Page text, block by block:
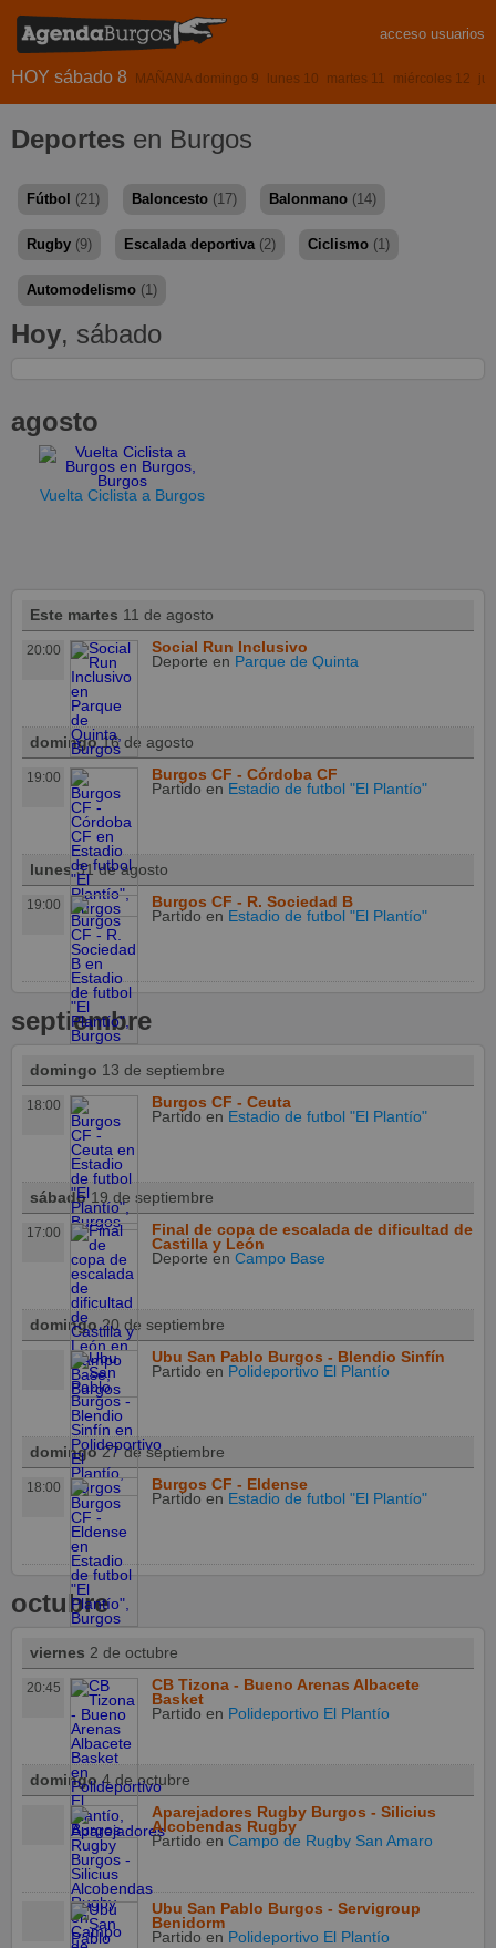
acceso usuarios
HOY sábado 8 MAÑANA domingo 9 lunes 10 martes 11 miércoles 12
Deportes en Burgos
Fútbol (21) Baloncesto (17) Balonmano (14)
Rugby (9) Escalada deportiva (2) Ciclismo (1)
Automodelismo (1)
Hoy, sábado
agosto
Vuelta Ciclista a Burgos
Este martes 11 de agosto
20:00
Social Run Inclusivo
Deporte en Parque de Quinta
domingo16 de agosto
19:00
Burgos CF - Córdoba CF
Partido en Estadio de futbol "El Plantío"
lunes31 de agosto
19:00
Burgos CF - R. Sociedad B
Partido en Estadio de futbol "El Plantío"
septiembre
domingo 13 de septiembre
18:00
Burgos CF - Ceuta
Partido en Estadio de futbol "El Plantío"
sábado19 de septiembre
17:00
Final de copa de escalada de dificultad de
Castilla y León
Deporte en Campo Base
domingo20 de septiembre
Ubu San Pablo Burgos - Blendio Sinfín
Partido en Polideportivo El Plantío
domingo27 de septiembre
18:00
Burgos CF - Eldense
Partido en Estadio de futbol "El Plantío"
octubre
viernes 2 de octubre
20:45
CB Tizona - Bueno Arenas Albacete
Basket
Partido en Polideportivo El Plantío
domingo4 de octubre
Aparejadores Rugby Burgos - Silicius
Alcobendas Rugby
Partido en Campo de Rugby San Amaro
Ubu San Pablo Burgos - Servigroup
Benidorm
Partido en Polideportivo El Plantío